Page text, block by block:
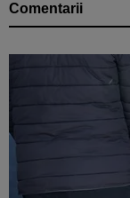
Comentarii